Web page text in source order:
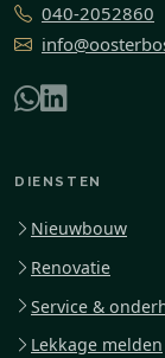
040-2052860
DIENSTEN
Nieuwbouw
Renovatie
Service &
Lekkage melden